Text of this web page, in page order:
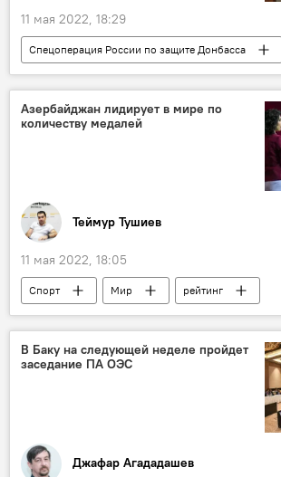
11 мая 2022, 18:29
Спецоперация России по защите Донбасса
Украина
США биолаборатория
Азербайджан лидирует в мире по
количеству медалей
Теймур Тушиев
11 мая 2022, 18:05
Спорт Мир
рейтинг
дзюдо
Азербайджан
В Баку на следующей неделе пройдет
заседание ПА ОЭС
Джафар Агададашев